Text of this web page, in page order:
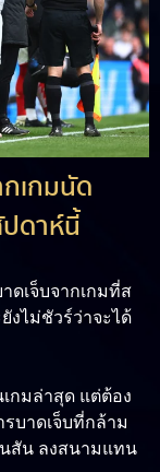
เกมนัด
ดาห์นี้
ดเจ็บจากเกมที่ส
งไม่ชัวร์ว่าจะได้
กมล่าสุด แต่ต้อง
บาดเจ็บที่กล้าม
นสัน ลงสนามแทน